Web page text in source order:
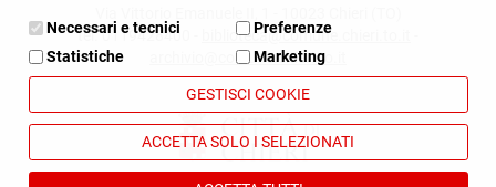
tel. 0119428400 -
biblioteca@comune.chieri.to.it
archivio@comune.chieri.to.it
Necessari e tecnici
Preferenze
Statistiche
Marketing
GESTISCI COOKIE
ACCETTA SOLO I SELEZIONATI